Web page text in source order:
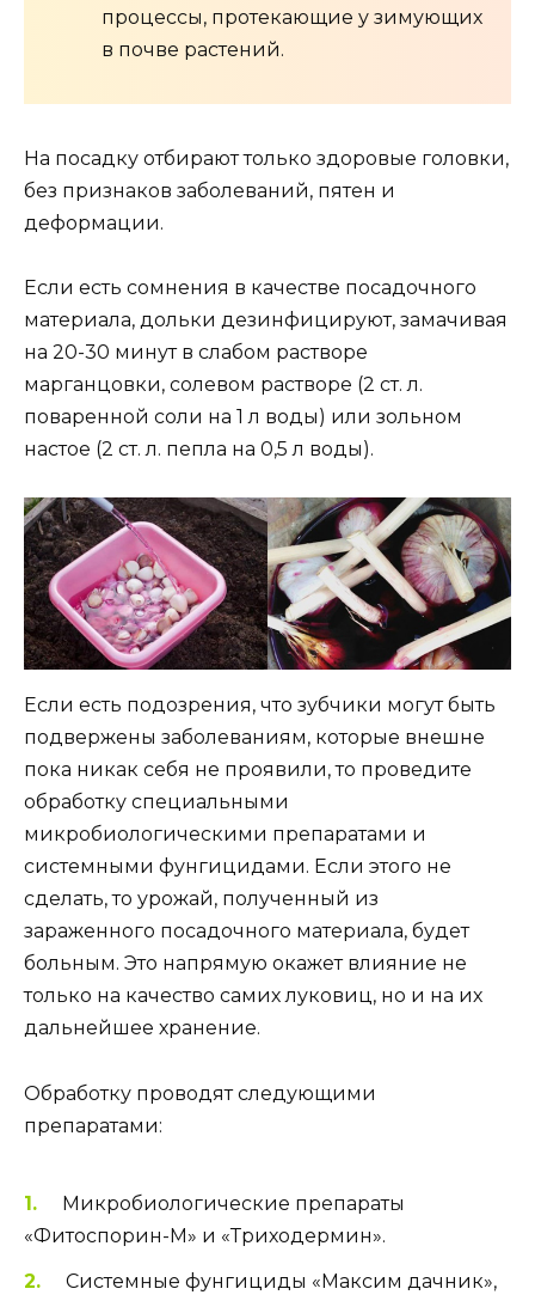
процессы, протекающие у зимующих
в почве растений.
На посадку отбирают только здоровые головки,
без признаков заболеваний, пятен и
деформации.
Если есть сомнения в качестве посадочного
материала, дольки дезинфицируют, замачивая
на 20-30 минут в слабом растворе
марганцовки, солевом растворе (2 ст. л.
поваренной соли на 1 л воды) или зольном
настое (2 ст. л. пепла на 0,5 л воды).
Если есть подозрения, что зубчики могут быть
подвержены заболеваниям, которые внешне
пока никак себя не проявили, то проведите
обработку специальными
микробиологическими препаратами и
системными фунгицидами. Если этого не
сделать, то урожай, полученный из
зараженного посадочного материала, будет
больным. Это напрямую окажет влияние не
только на качество самих луковиц, но и на их
дальнейшее хранение.
Обработку проводят следующими
препаратами:
Микробиологические препараты
«Фитоспорин-М» и «Триходермин».
Системные фунгициды «Максим дачник»,